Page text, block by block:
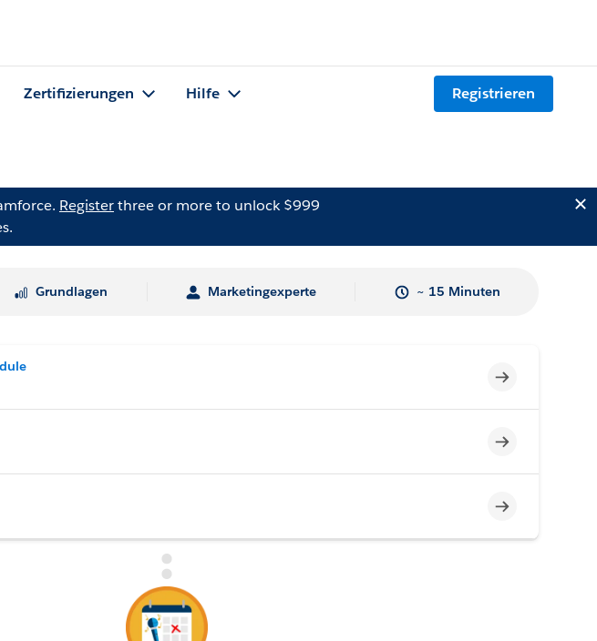
Zertifizierungen Hilfe Registrieren
Registerthree or more to unlock $999
Grundlagen Marketingexperte ~ 15 Minuten
Unvollständig
Unvollständig
Unvollständig